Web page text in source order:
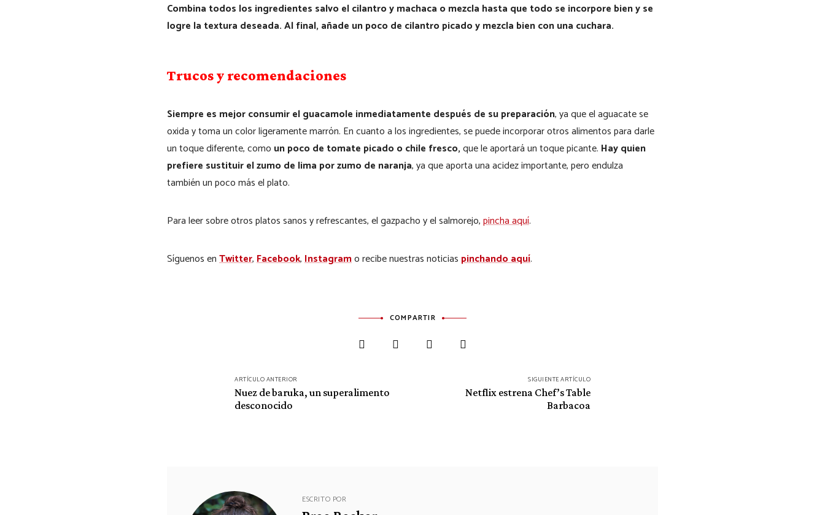
Combina todos los ingredientes salvo el cilantro y machaca o mezcla hasta que todo se incorpore bien y se
logre la textura deseada. Al final, añade un poco de cilantro picado y mezcla bien con una cuchara.
Trucos y recomendaciones
Siempre es mejor consumir el guacamole inmediatamente después de su preparación, ya que el aguacate se
oxida y toma un color ligeramente marrón. En cuanto a los ingredientes, se puede incorporar otros alimentos para darle
un toque diferente, como un poco de tomate picado o chile fresco,que le aportará un toque picante. Hay quien
prefiere sustituir el zumo de lima por zumo de naranja, ya que aporta una acidez importante, pero endulza
también un poco más el plato.
Para leer sobre otros platos sanos y refrescantes, el gazpacho y el salmorejo,pincha aquí.
Síguenos enTwitter,Facebook,Instagramo recibe nuestras noticias pinchando aquí.
COMPARTIR
ARTÍCULO ANTERIOR
Nuez de baruka, un superalimento
desconocido
SIGUIENTE ARTÍCULO
Netflix estrena Chef’s Table
Barbacoa
ESCRITO POR